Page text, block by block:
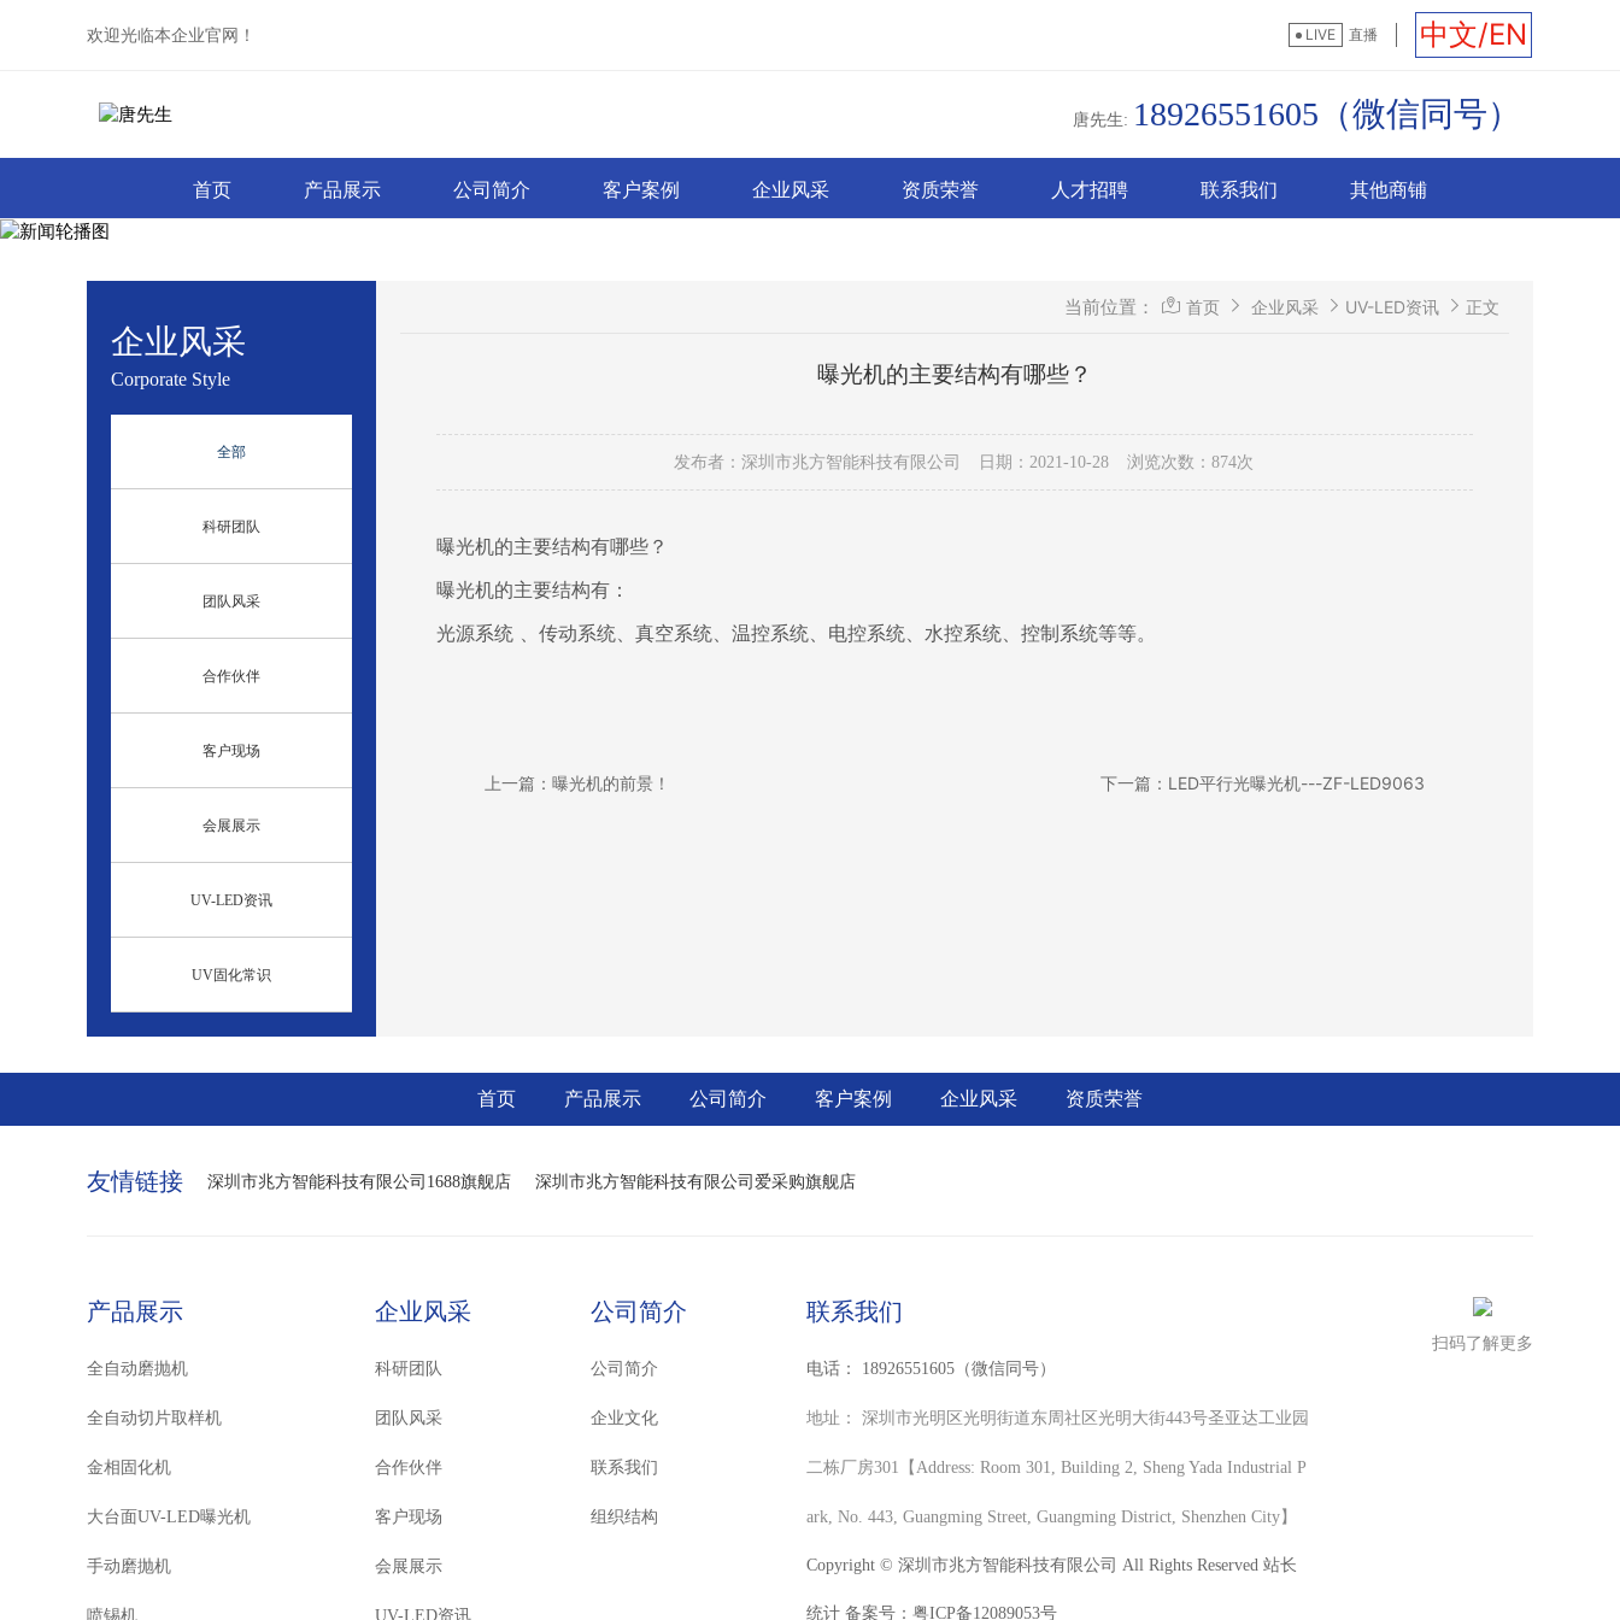
欢迎光临本企业官网！ LIVE 直播 中文/EN
唐先生: 18926551605（微信同号）
首页 产品展示 公司简介 客户案例 企业风采 资质荣誉 人才招聘 联系我们 其他商铺
企业风采
Corporate Style
全部
科研团队
团队风采
合作伙伴
客户现场
会展展示
UV-LED资讯
UV固化常识
当前位置： 首页 企业风采 UV-LED资讯 正文
曝光机的主要结构有哪些？
发布者：深圳市兆方智能科技有限公司 日期：2021-10-28 浏览次数：874次
曝光机的主要结构有哪些？
曝光机的主要结构有：
光源系统 、传动系统、真空系统、温控系统、电控系统、水控系统、控制系统等等。
上一篇：曝光机的前景！ 下一篇：LED平行光曝光机---ZF-LED9063
首页 产品展示 公司简介 客户案例 企业风采 资质荣誉
友情链接 深圳市兆方智能科技有限公司1688旗舰店 深圳市兆方智能科技有限公司爱采购旗舰店
产品展示
全自动磨抛机
全自动切片取样机
金相固化机
大台面UV-LED曝光机
手动磨抛机
喷锡机
企业风采
科研团队
团队风采
合作伙伴
客户现场
会展展示
UV-LED资讯
公司简介
公司简介
企业文化
联系我们
组织结构
联系我们
电话： 18926551605（微信同号）
地址： 深圳市光明区光明街道东周社区光明大街443号圣亚达工业园
二栋厂房301【Address: Room 301, Building 2, Sheng Yada Industrial P
ark, No. 443, Guangming Street, Guangming District, Shenzhen City】
Copyright © 深圳市兆方智能科技有限公司 All Rights Reserved 站长
统计 备案号： 粤ICP备12089053号
扫码了解更多